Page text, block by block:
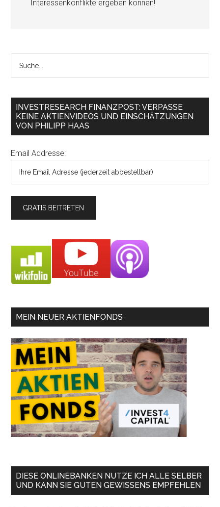
Interessenkonflikte ergeben können!
INVESTRESEARCH FINANZPOST: VERPASSE
KEINE AKTIENVIDEOS UND EINSCHÄTZUNGEN
VON PHILIPP HAAS
Email Addresse:
MEIN NEUER AKTIENFONDS
DIESE ONLINEBANKEN NUTZE ICH ALLE SELBER
UND KANN SIE GUTEN GEWISSENS EMPFEHLEN